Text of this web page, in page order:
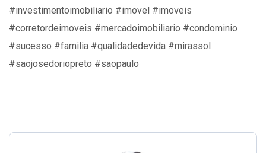
#investimentoimobiliario #imovel #imoveis
#corretordeimoveis #mercadoimobiliario #condominio
#sucesso #familia #qualidadedevida #mirassol
#saojosedoriopreto #saopaulo